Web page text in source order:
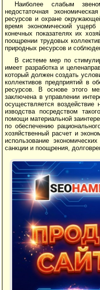
Наиболее слабым
недостаточная
ресурсов и охране
время экономический ущерб
конечных показателях их
поощрении трудовых
природных ресурсов и
В системе мер по
имеет разработка и
который должен создать
коллективов предприятий в
ресурсов. В основе этого
заключена в управлении
осуществляется
изводства посредством
помощи материальной
по обеспечению
хозяйственный расчет и
использо­вание
санкции и поощрения,